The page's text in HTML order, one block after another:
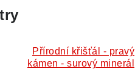
Přírodní křišťál - pravý
kámen - surový minerál